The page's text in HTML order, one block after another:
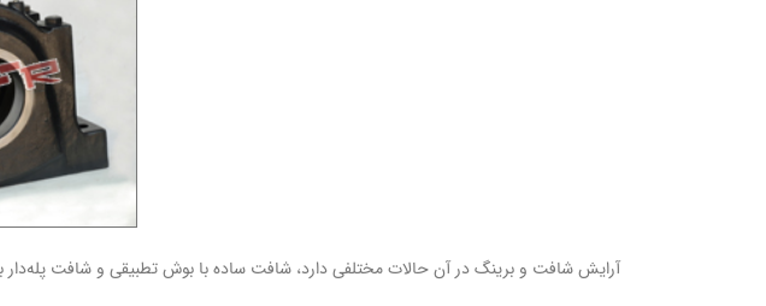
آرایش شافت و برینگ در آن حالات مختلفی دارد، شافت ساده با بوش تطبیقی و شافت پله‌دار